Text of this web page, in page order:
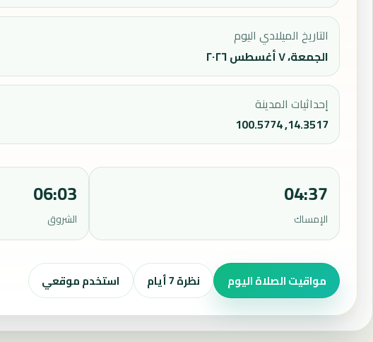
التاريخ الميلادي اليوم
الجمعة، ٧ أغسطس ٢٠٢٦
إحداثيات المدينة
14.3517, 100.5774
04:37
الإمساك
06:03
الشروق
مواقيت الصلاة اليوم نظرة 7 أيام استخدم موقعي